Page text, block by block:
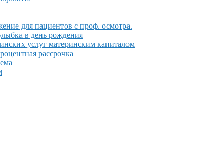
для пациентов с проф. осмотра.
в день рождения
услуг материнским капиталом
рассрочка